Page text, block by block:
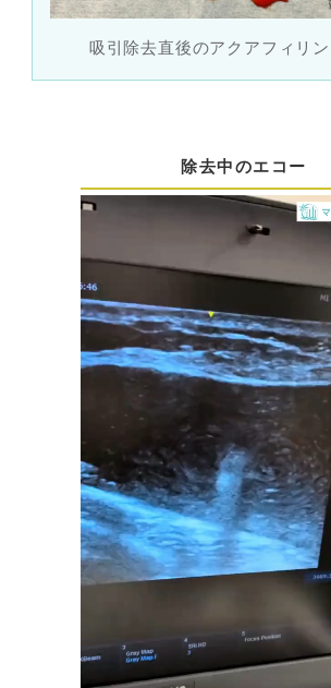
吸引除去直後のアクアフィリン
除去中のエコー